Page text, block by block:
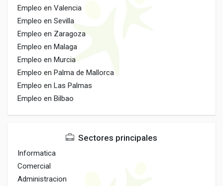
Empleo en Valencia
Empleo en Sevilla
Empleo en Zaragoza
Empleo en Malaga
Empleo en Murcia
Empleo en Palma de Mallorca
Empleo en Las Palmas
Empleo en Bilbao
Sectores principales
Informatica
Comercial
Administracion